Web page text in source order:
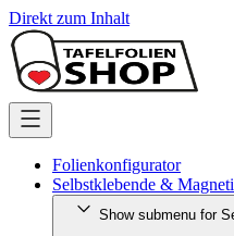
Direkt zum Inhalt
Folienkonfigurator
Selbstklebende &
Show submenu for